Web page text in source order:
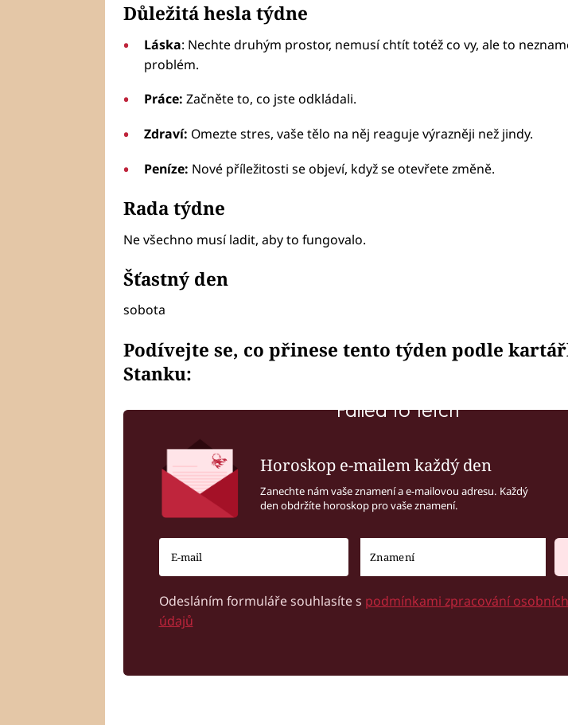
Důležitá hesla týdne
Láska: Nechte druhým prostor, nemusí chtít totéž co vy, ale to
problém.
Práce: Začněte to, co jste odkládali.
Zdraví: Omezte stres, vaše tělo na něj reaguje výrazněji než jindy.
Peníze: Nové příležitosti se objeví, když se otevřete změně.
Rada týdne
Ne všechno musí ladit, aby to fungovalo.
Šťastný den
sobota
Podívejte se, co přinese tento týden podle
Stanku:
Failed to fetch
Horoskop e-mailem každý den
Zanechte nám vaše znamení a e-mailovou adresu. Každý
den obdržíte horoskop pro vaše znamení.
Odesláním formuláře souhlasíte s podmínkami zpracování osobních
údajů